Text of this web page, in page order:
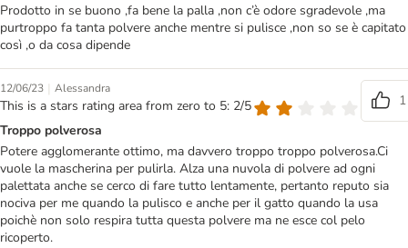
Prodotto in se buono ,fa bene la palla ,non c’è odore sgradevole ,ma
purtroppo fa tanta polvere anche mentre si pulisce ,non so se è capitato
così ,o da cosa dipende
12/06/23 | Alessandra
This is a stars rating area from zero to 5: 2/5
1
Troppo polverosa
Potere agglomerante ottimo, ma davvero troppo troppo polverosa.Ci
vuole la mascherina per pulirla. Alza una nuvola di polvere ad ogni
palettata anche se cerco di fare tutto lentamente, pertanto reputo sia
nociva per me quando la pulisco e anche per il gatto quando la usa
poichè non solo respira tutta questa polvere ma ne esce col pelo
ricoperto.